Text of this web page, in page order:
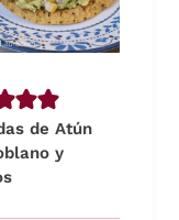
de Atún
y